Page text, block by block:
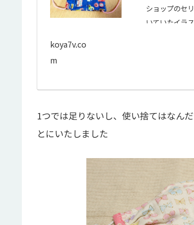
ショップのセ
いていたイラ
koya7v.co
m
1つでは足りないし、使い捨てはなん
とにいたしました